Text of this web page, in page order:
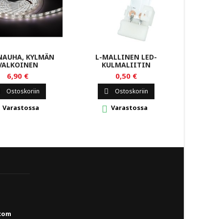
KYLMÄN
6,90 €
Ostoskoriin
Varastossa
L-MALLINEN LED-
KULMALIITIN
0,50 €
 Ostoskoriin
 Varastossa